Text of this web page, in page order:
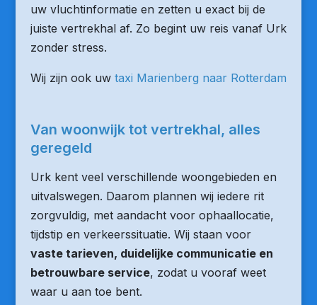
uw vluchtinformatie en zetten u exact bij de
juiste vertrekhal af. Zo begint uw reis vanaf Urk
zonder stress.
Wij zijn ook uw taxi Marienberg naar Rotterdam
Van woonwijk tot vertrekhal, alles
geregeld
Urk kent veel verschillende woongebieden en
uitvalswegen. Daarom plannen wij iedere rit
zorgvuldig, met aandacht voor ophaallocatie,
tijdstip en verkeerssituatie. Wij staan voor
vaste tarieven, duidelijke communicatie en
betrouwbare service, zodat u vooraf weet
waar u aan toe bent.